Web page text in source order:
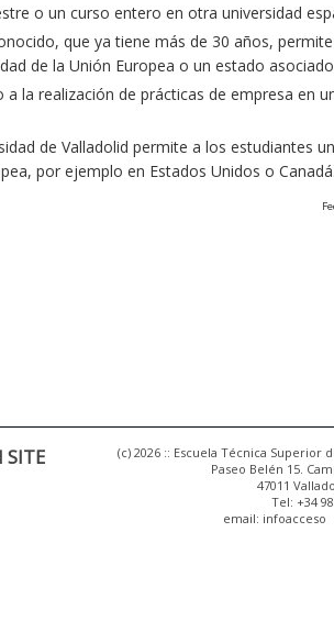
o un curso entero en otra universidad
que ya tiene más de 30 años,
de la Unión Europea o un estado
la realización de prácticas de empresa en
de Valladolid permite a los estudiantes
por ejemplo en Estados Unidos o Canadá.
SITE
(c) 2026 :: Escuela Técnica
Paseo Belén 15.
47011
Tel: +34
email: infoacceso